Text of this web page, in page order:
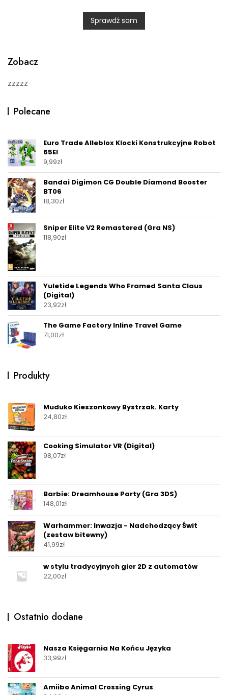
0
o
u
t
Sprawdź sam
Zobacz
zzzzz
Polecane
Euro Trade Alleblox Klocki Konstrukcyjne Robot
65El
9,99zł
Bandai Digimon CG Double Diamond Booster
BT06
18,30zł
Sniper Elite V2 Remastered (Gra NS)
118,90zł
Yuletide Legends Who Framed Santa Claus
(Digital)
23,92zł
The Game Factory Inline Travel Game
71,00zł
Produkty
Muduko Kieszonkowy Bystrzak. Karty
24,80zł
Cooking Simulator VR (Digital)
98,07zł
Barbie: Dreamhouse Party (Gra 3DS)
148,01zł
Warhammer: Inwazja - Nadchodzący Świt
(zestaw bitewny)
41,99zł
w stylu tradycyjnych gier 2D z automatów
22,00zł
Ostatnio dodane
Nasza Księgarnia Na Końcu Języka
33,99zł
Amiibo Animal Crossing Cyrus